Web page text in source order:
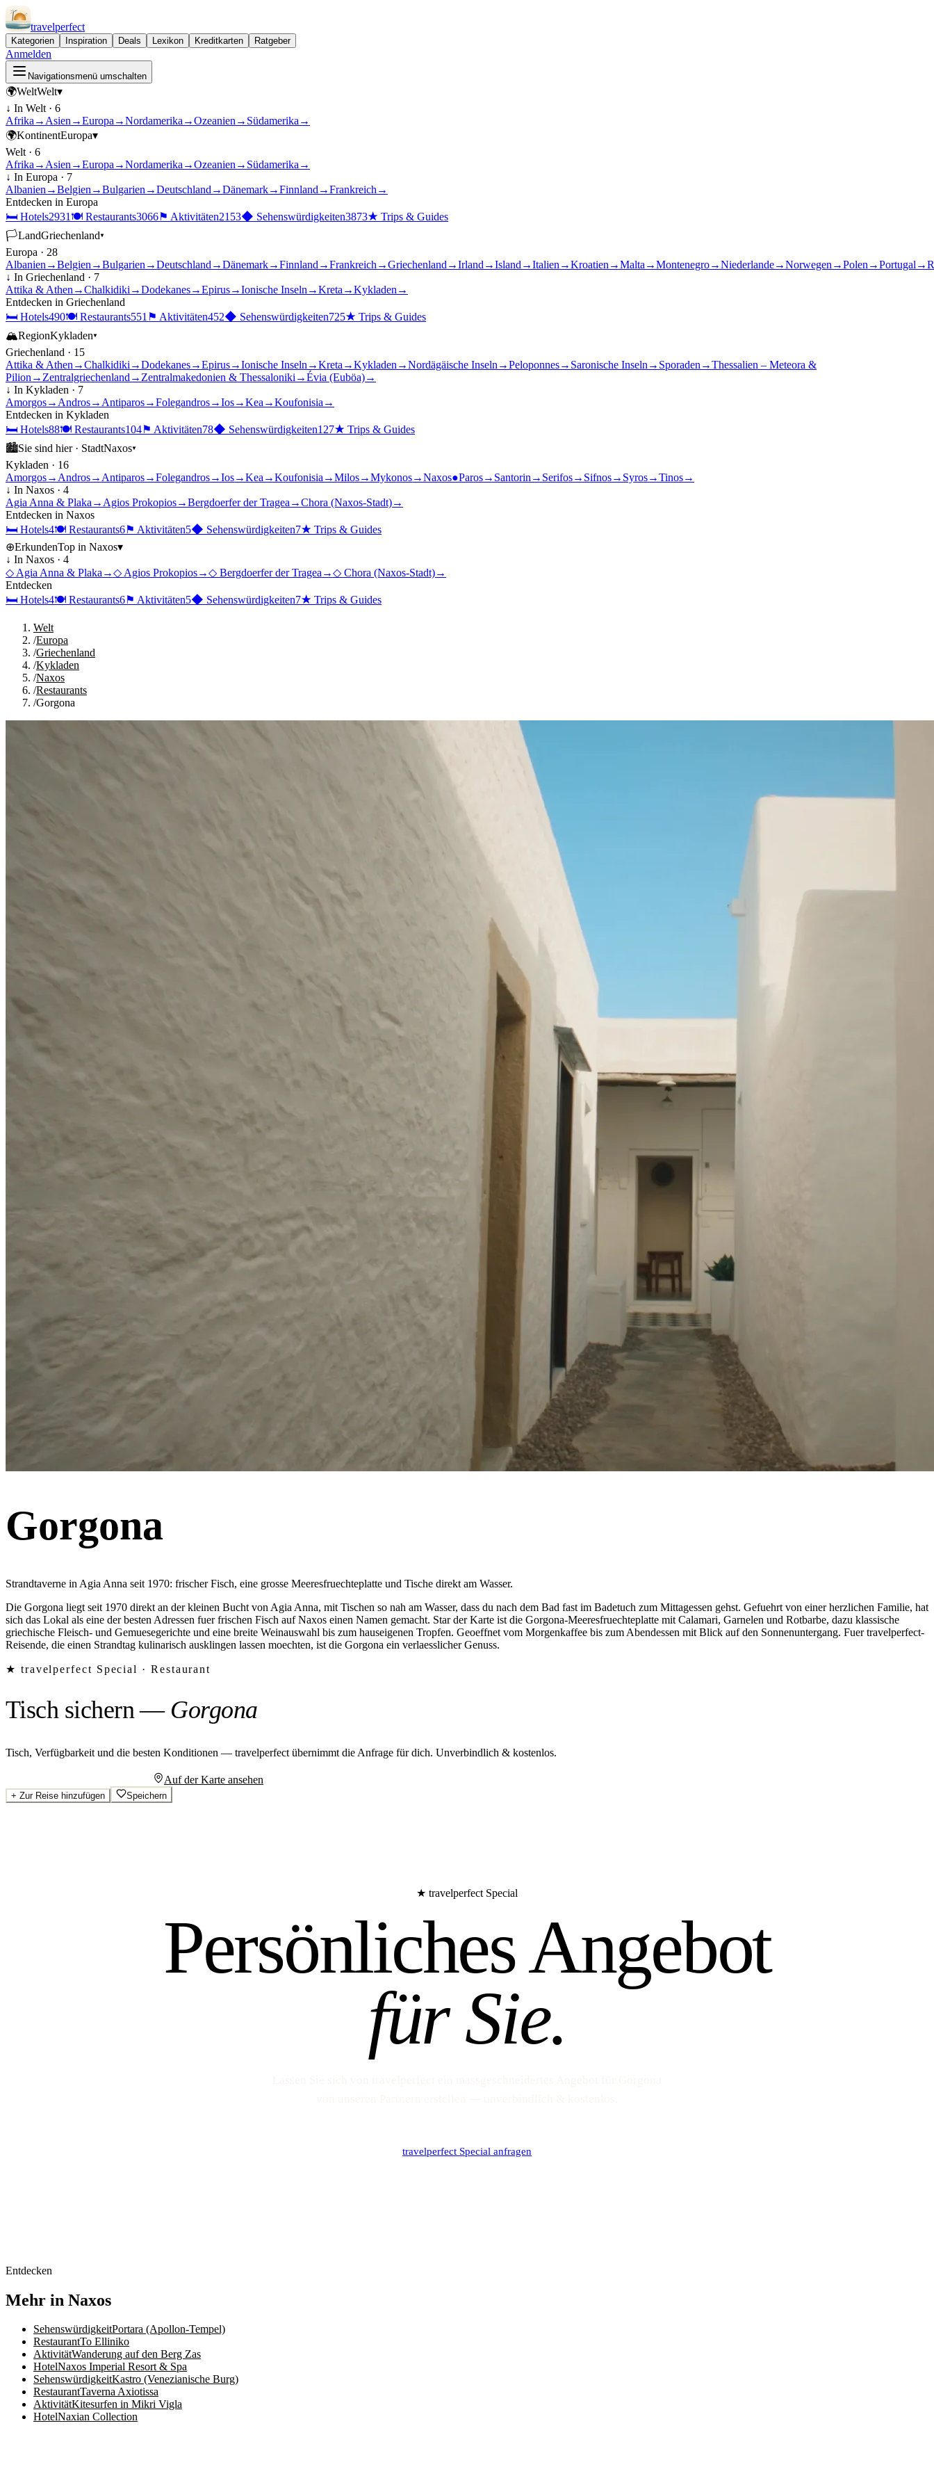
travelperfect
Kategorien Inspiration Deals Lexikon Kreditkarten Ratgeber
Anmelden
Navigationsmenü umschalten
🌍WeltWelt▾
↓ In Welt · 6
Afrika → Asien →Europa →Nordamerika →Ozeanien → Südamerika →
🌍KontinentEuropa▾
Welt · 6
Afrika → Asien →Europa →Nordamerika →Ozeanien → Südamerika →
↓ In Europa · 7
Albanien →Belgien →Bulgarien →Deutschland →Dänemark→Finnland →Frankreich →
Entdecken in Europa
🛏 Hotels2931 🍽 Restaurants3066⚑ Aktivitäten2153◆ Sehenswürdigkeiten3873★ Trips & Guides
🏳LandGriechenland▾
Europa · 28
Albanien →Belgien →Bulgarien →Deutschland →Dänemark→Finnland →Frankreich →Griechenland →Irland →Island →Italien →Kroatien →Malta →Montenegro→Niederlande→Norwegen →Polen →Portugal →
↓ In Griechenland · 7
Attika & Athen →Chalkidiki →Dodekanes→Epirus→Ionische Inseln →Kreta →Kykladen →
Entdecken in Griechenland
🛏 Hotels490🍽 Restaurants551 ⚑ Aktivitäten452◆ Sehenswürdigkeiten725★ Trips & Guides
🏔RegionKykladen▾
Griechenland · 15
Attika & Athen →Chalkidiki →Dodekanes→Epirus→Ionische Inseln →Kreta →Kykladen →Nordägäische Inseln →Peloponnes→ Saronische Inseln → Sporaden →Thessalien – Meteora &
Pilion → Zentralgriechenland → Zentralmakedonien & Thessaloniki →Évia (Euböa)→
↓ In Kykladen · 7
Amorgos→ Andros→ Antiparos→Folegandros→Ios→Kea →Koufonisia →
Entdecken in Kykladen
🛏 Hotels88🍽 Restaurants104⚑ Aktivitäten78◆ Sehenswürdigkeiten127★ Trips & Guides
🏙Sie sind hier · StadtNaxos▾
Kykladen · 16
Amorgos→ Andros→ Antiparos→Folegandros→Ios→Kea →Koufonisia →Milos→Mykonos→Naxos●Paros→ Santorin → Serifos→ Sifnos→ Syros→Tinos→
↓ In Naxos · 4
Agia Anna & Plaka → Agios Prokopios→Bergdoerfer der Tragea →Chora (Naxos-Stadt)→
Entdecken in Naxos
🛏 Hotels4🍽 Restaurants6⚑ Aktivitäten5◆ Sehenswürdigkeiten7★ Trips & Guides
⊕ErkundenTop in Naxos▾
↓ In Naxos · 4
◇ Agia Anna & Plaka →◇ Agios Prokopios→◇ Bergdoerfer der Tragea →◇ Chora (Naxos-Stadt)→
Entdecken
🛏 Hotels4🍽 Restaurants6⚑ Aktivitäten5◆ Sehenswürdigkeiten7★ Trips & Guides
Welt
/Europa
/Griechenland
/Kykladen
/Naxos
/Restaurants
/Gorgona
Gorgona
Strandtaverne in Agia Anna seit 1970: frischer Fisch, eine grosse Meeresfruechteplatte und Tische direkt am Wasser.
Die Gorgona liegt seit 1970 direkt an der kleinen Bucht von Agia Anna, mit Tischen so nah am Wasser, dass du nach dem Bad fast im Badetuch zum Mittagessen gehst. Gefuehrt von einer herzlichen Familie, hat
sich das Lokal als eine der besten Adressen fuer frischen Fisch auf Naxos einen Namen gemacht. Star der Karte ist die Gorgona-Meeresfruechteplatte mit Calamari, Garnelen und Rotbarbe, dazu klassische
griechische Fleisch- und Gemuesegerichte und eine breite Weinauswahl bis zum hauseigenen Tropfen. Geoeffnet vom Morgenkaffee bis zum Abendessen mit Blick auf den Sonnenuntergang. Fuer travelperfect-
Reisende, die einen Strandtag kulinarisch ausklingen lassen moechten, ist die Gorgona ein verlaesslicher Genuss.
★ travelperfect Special · Restaurant
Tisch sichern— Gorgona
Tisch, Verfügbarkeit und die besten Konditionen — travelperfect übernimmt die Anfrage für dich. Unverbindlich & kostenlos.
Auf der Karte ansehen
+ Zur Reise hinzufügen Speichern
★ travelperfect Special
Persönliches Angebot
für Sie.
travelperfect Special anfragen
Entdecken
Mehr in Naxos
SehenswürdigkeitPortara (Apollon-Tempel)
RestaurantTo Elliniko
AktivitätWanderung auf den Berg Zas
HotelNaxos Imperial Resort & Spa
SehenswürdigkeitKastro (Venezianische Burg)
RestaurantTaverna Axiotissa
AktivitätKitesurfen in Mikri Vigla
HotelNaxian Collection